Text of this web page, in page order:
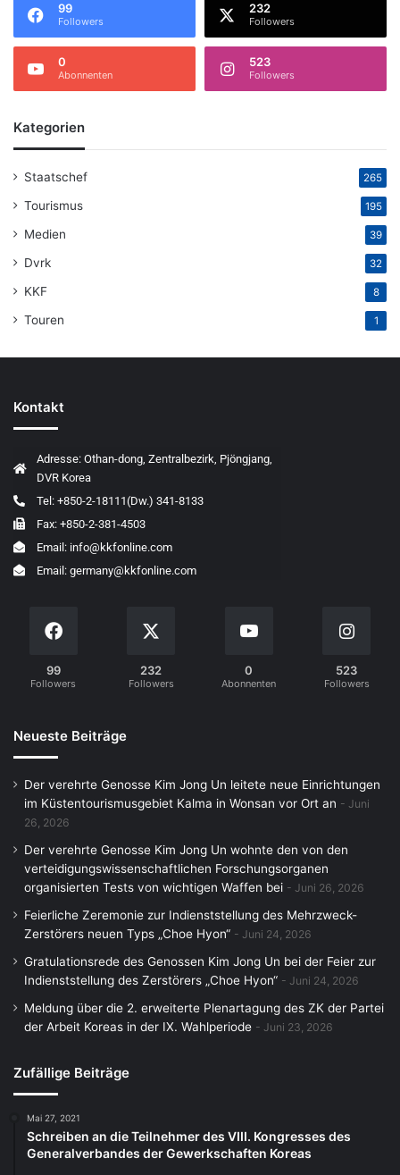
99
Followers
232
Followers
0
Abonnenten
523
Followers
Kategorien
Staatschef 265
Tourismus 195
Medien 39
Dvrk 32
KKF 8
Touren 1
Kontakt
Adresse: Othan-dong, Zentralbezirk, Pjöngjang,
DVR Korea
Tel: +850-2-18111(Dw.) 341-8133
Fax: +850-2-381-4503
Email: info@kkfonline.com
Email: germany@kkfonline.com
99
Followers
232
Followers
0
Abonnenten
523
Followers
Neueste Beiträge
Der verehrte Genosse Kim Jong Un leitete neue Einrichtungen
im Küstentourismusgebiet Kalma in Wonsan vor Ort an
Juni
26, 2026
Der verehrte Genosse Kim Jong Un wohnte den von den
verteidigungswissenschaftlichen Forschungsorganen
organisierten Tests von wichtigen Waffen bei
Juni 26, 2026
Feierliche Zeremonie zur Indienststellung des Mehrzweck-
Zerstörers neuen Typs „Choe Hyon“
Juni 24, 2026
Gratulationsrede des Genossen Kim Jong Un bei der Feier zur
Indienststellung des Zerstörers „Choe Hyon“
Juni 24, 2026
Meldung über die 2. erweiterte Plenartagung des ZK der Partei
der Arbeit Koreas in der IX. Wahlperiode
Juni 23, 2026
Zufällige Beiträge
Mai 27, 2021
Schreiben an die Teilnehmer des VIII. Kongresses des
Generalverbandes der Gewerkschaften Koreas